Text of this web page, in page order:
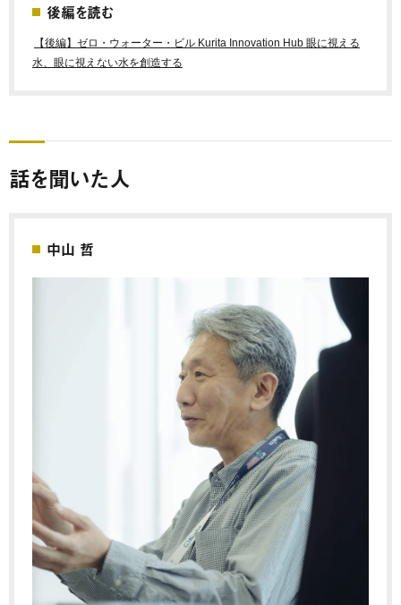
後編を読む
【後編】ゼロ・ウォーター・ビル Kurita Innovation Hub 眼に視える
水、眼に視えない水を創造する
話を聞いた人
中山 哲